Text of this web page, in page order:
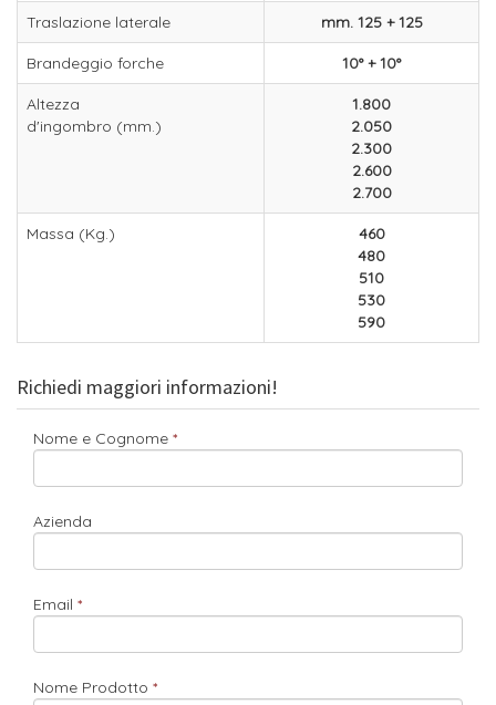
Traslazione laterale mm. 125 + 125
Brandeggio forche 10° + 10°
Altezza
d'ingombro (mm.)
1.800
2.050
2.300
2.600
2.700
Massa (Kg.)
460
480
510
530
590
Richiedi maggiori informazioni!
Nome e Cognome
Azienda
Email
Nome Prodotto